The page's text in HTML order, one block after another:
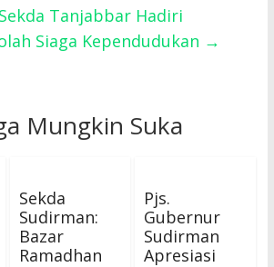
Tanjabbar Hadiri
Siaga Kependudukan →
Mungkin Suka
Sekda
Sudirman:
Bazar
Ramadhan
Pjs.
Gubernur
Sudirman
Apresiasi